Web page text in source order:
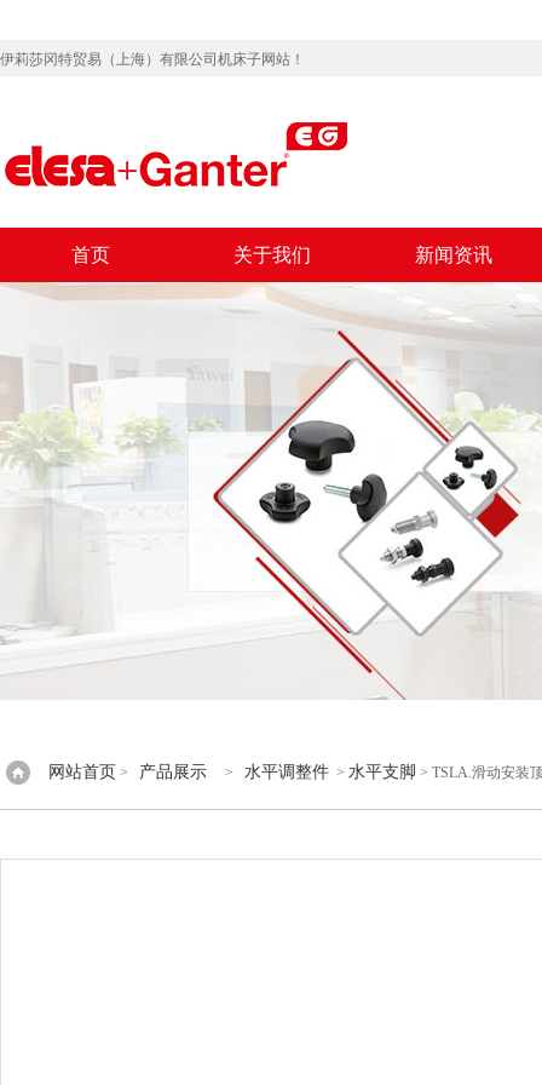
伊莉莎冈特贸易（上海）有限公司机床子网站！
首页 关于我们 新闻资讯
网站首页 > 产品展示 > 水平调整件 > 水平支脚 > TSLA.滑动安装